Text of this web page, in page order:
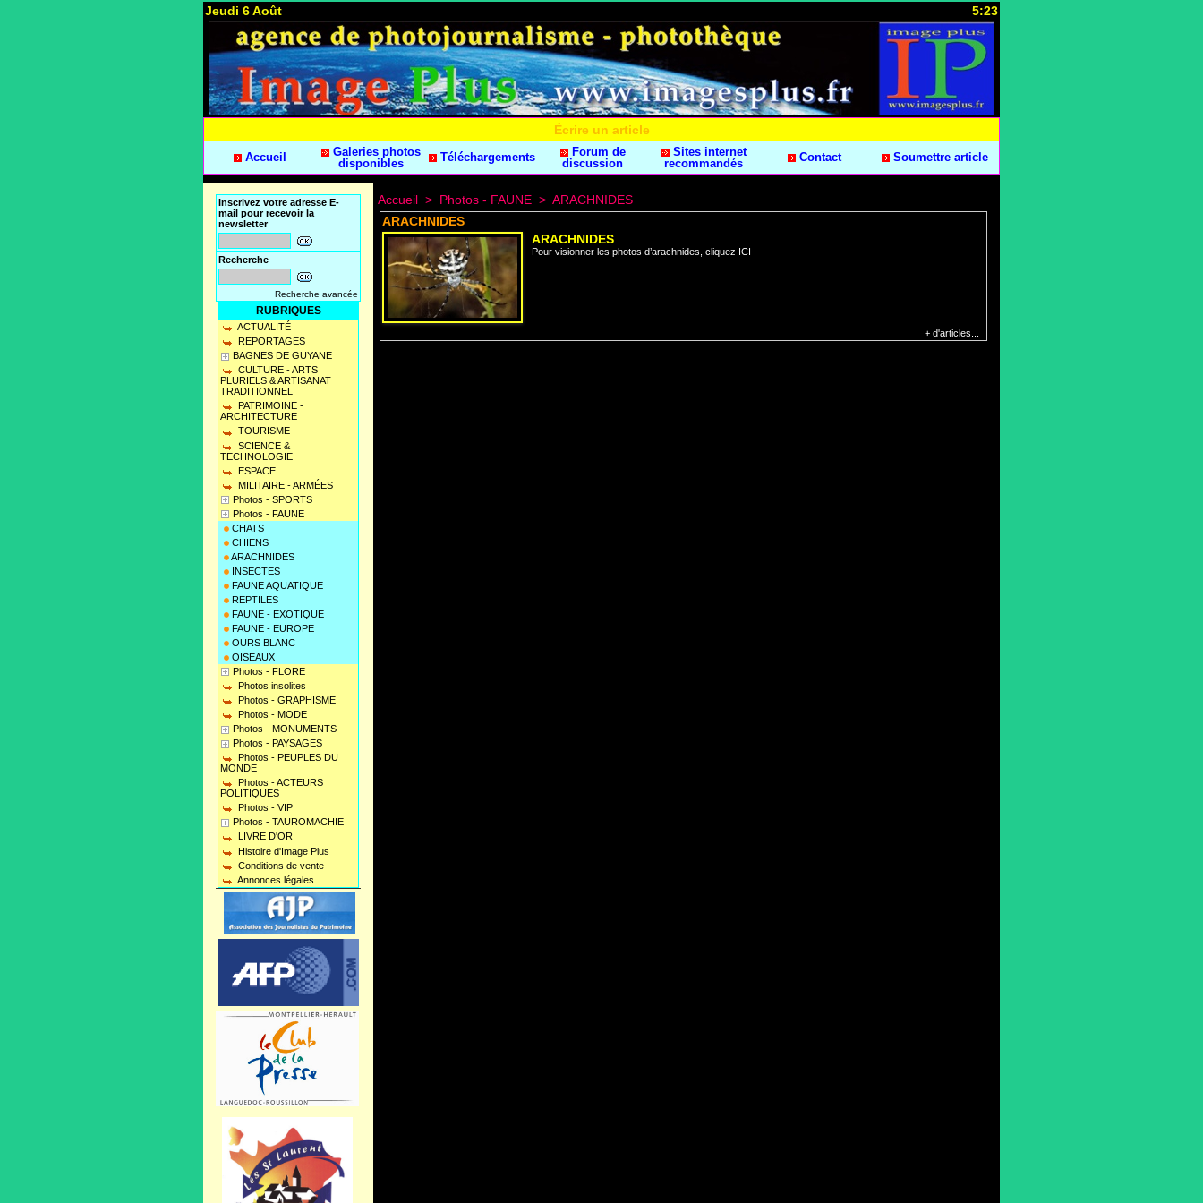
Jeudi 6 Août 5:23
Écrire un article
Accueil
Galeries photos
disponibles
Téléchargements
Forum de
discussion
Sites internet
recommandés
Contact Soumettre article
Inscrivez votre adresse E-
mail pour recevoir la
newsletter
Recherche
Recherche avancée
RUBRIQUES
ACTUALITÉ
REPORTAGES
BAGNES DE GUYANE
CULTURE - ARTS
PLURIELS & ARTISANAT
TRADITIONNEL
PATRIMOINE -
ARCHITECTURE
TOURISME
SCIENCE &
TECHNOLOGIE
ESPACE
MILITAIRE - ARMÉES
Photos - SPORTS
Photos - FAUNE
CHATS
CHIENS
ARACHNIDES
INSECTES
FAUNE AQUATIQUE
REPTILES
FAUNE - EXOTIQUE
FAUNE - EUROPE
OURS BLANC
OISEAUX
Photos - FLORE
Photos insolites
Photos - GRAPHISME
Photos - MODE
Photos - MONUMENTS
Photos - PAYSAGES
Photos - PEUPLES DU
MONDE
Photos - ACTEURS
POLITIQUES
Photos - VIP
Photos - TAUROMACHIE
LIVRE D'OR
Histoire d'Image Plus
Conditions de vente
Annonces légales
Accueil > Photos - FAUNE > ARACHNIDES
ARACHNIDES
ARACHNIDES
Pour visionner les photos d’arachnides, cliquez ICI
+ d'articles...